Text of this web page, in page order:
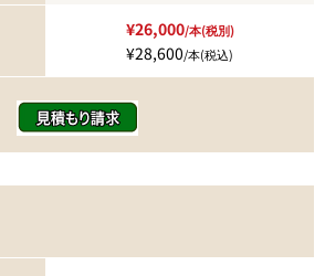
¥26,000/本(税別)
¥28,600/本(税込)